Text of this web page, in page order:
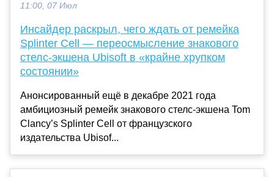
11:00, 07 Июл
Инсайдер раскрыл, чего ждать от ремейка
Splinter Cell — переосмысление знакового
стелс-экшена Ubisoft в «крайне хрупком
состоянии»
Анонсированный ещё в декабре 2021 года
амбициозный ремейк знакового стелс-экшена Tom
Clancy’s Splinter Cell от французского
издательства Ubisof...